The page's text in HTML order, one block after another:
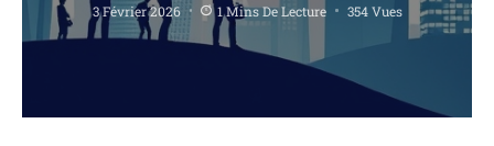
3 Février 2026 1 Mins De Lecture 354 Vues